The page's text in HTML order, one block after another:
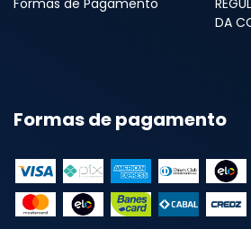
Formas de Pagamento
DA
Formas de pagamento